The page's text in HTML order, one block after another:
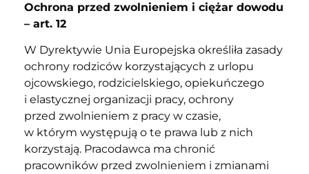
Ochrona przed zwolnieniem i ciężar dowodu
– art. 12
W Dyrektywie Unia Europejska określiła zasady
ochrony rodziców korzystających z urlopu
ojcowskiego, rodzicielskiego, opiekuńczego
i elastycznej organizacji pracy, ochrony
przed zwolnieniem z pracy w czasie,
w którym występują o te prawa lub z nich
korzystają. Pracodawca ma chronić
pracowników przed zwolnieniem i zmianami